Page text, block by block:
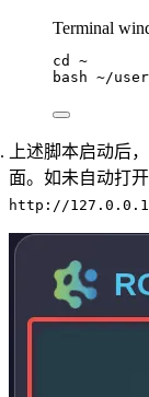
Terminal
cd
~
bash ~/
上述脚本启动后
面。如未自动打
http://